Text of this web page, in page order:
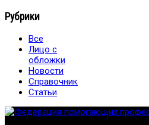
Рубрики
Все
Лицо с
обложки
Новости
Справочник
Статьи